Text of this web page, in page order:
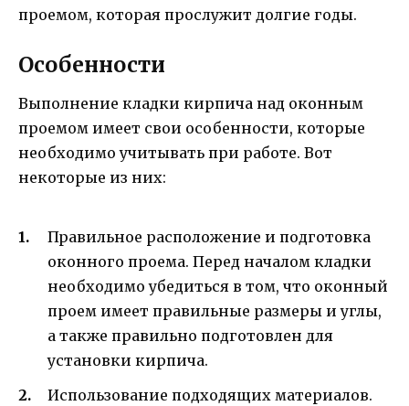
проемом, которая прослужит долгие годы.
Особенности
Выполнение кладки кирпича над оконным
проемом имеет свои особенности, которые
необходимо учитывать при работе. Вот
некоторые из них:
Правильное расположение и подготовка
оконного проема. Перед началом кладки
необходимо убедиться в том, что оконный
проем имеет правильные размеры и углы,
а также правильно подготовлен для
установки кирпича.
Использование подходящих материалов.